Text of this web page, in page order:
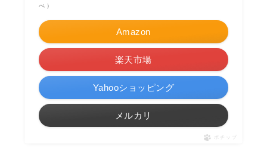
べ）
Amazon
楽天市場
Yahooショッピング
メルカリ
ポチップ